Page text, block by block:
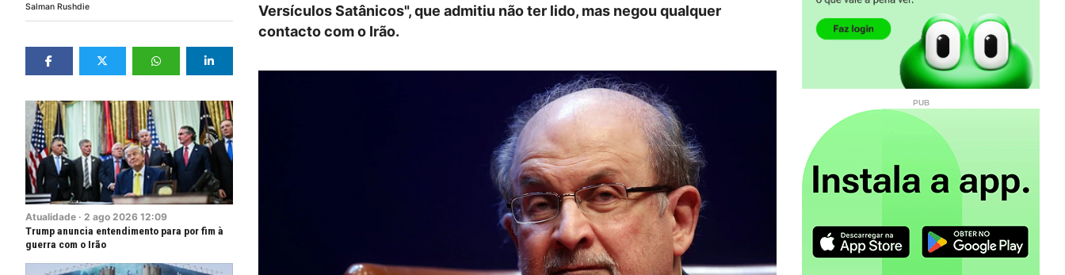
Salman Rushdie
Atualidade · 2 ago 2026 12:09
Trump anuncia entendimento para por fim à
guerra com o Irão
Versículos Satânicos", que admitiu não ter lido, mas negou qualquer
contacto com o Irão.